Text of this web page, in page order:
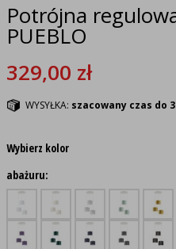
Potrójna
PUEBLO
329,00 zł
WYSYŁKA: szacowany czas do
Wybierz kolor
abażuru: